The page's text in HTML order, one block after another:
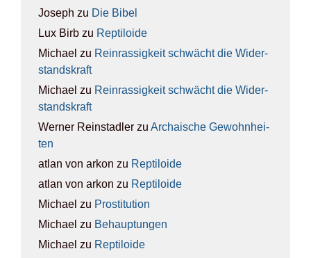
Joseph zu Die Bibel
Lux Birb zu Rep­ti­lo­ide
Michael zu Rein­ras­sig­keit schwächt die Wider­
stands­kraft
Michael zu Rein­ras­sig­keit schwächt die Wider­
stands­kraft
Werner Reinstadler zu Archai­sche Gewohn­hei­
ten
atlan von arkon zu Rep­ti­lo­ide
atlan von arkon zu Rep­ti­lo­ide
Michael zu Pro­sti­tu­ti­on
Michael zu Behaup­tun­gen
Michael zu Rep­ti­lo­ide